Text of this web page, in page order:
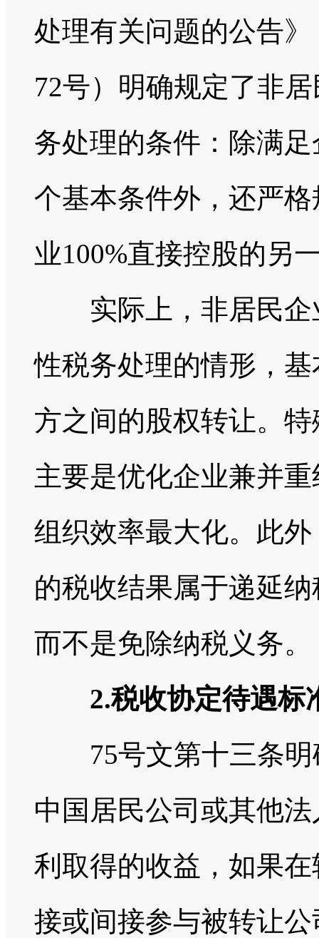
处理有关问题的公告
72号）明确规定了非
务处理的条件：除满
个基本条件外，还严
业100%直接控股的另
实际上，非居民企
性税务处理的情形，
方之间的股权转让。
主要是优化企业兼并
组织效率最大化。此
的税收结果属于递延
而不是免除纳税义务。
2.税收协定待遇标
75号文第十三条明
中国居民公司或其他
利取得的收益，如果
接或间接参与被转让